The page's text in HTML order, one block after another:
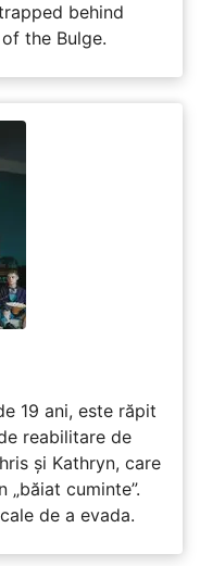
behind
the Bulge.
19 ani, este răpit
reabilitare de
și Kathryn, care
cuminte”.
de a evada.